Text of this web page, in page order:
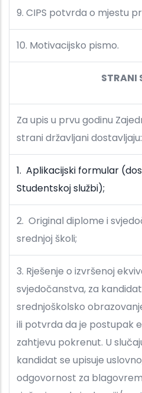
9. CIPS potvrda o mjestu
10. Motivacijsko pismo.
STRANI
Za upis u prvu godinu
strani državljani dostavljaju:
1. Aplikacijski formular
Studentskoj službi);
2. Original diplome i
srednjoj školi;
3. Rješenje o izvršenoj
svjedočanstva, za
srednjoškolsko
ili potvrda da je postupak
zahtjevu pokrenut. U
kandidat se upisuje
odgovornost za